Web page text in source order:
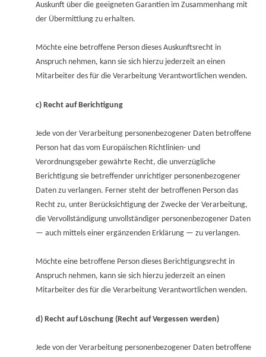
Auskunft über die geeigneten Garantien im Zusammenhang mit
der Übermittlung zu erhalten.
Möchte eine betroffene Person dieses Auskunftsrecht in
Anspruch nehmen, kann sie sich hierzu jederzeit an einen
Mitarbeiter des für die Verarbeitung Verantwortlichen wenden.
c) Recht auf Berichtigung
Jede von der Verarbeitung personenbezogener Daten betroffene
Person hat das vom Europäischen Richtlinien- und
Verordnungsgeber gewährte Recht, die unverzügliche
Berichtigung sie betreffender unrichtiger personenbezogener
Daten zu verlangen. Ferner steht der betroffenen Person das
Recht zu, unter Berücksichtigung der Zwecke der Verarbeitung,
die Vervollständigung unvollständiger personenbezogener Daten
— auch mittels einer ergänzenden Erklärung — zu verlangen.
Möchte eine betroffene Person dieses Berichtigungsrecht in
Anspruch nehmen, kann sie sich hierzu jederzeit an einen
Mitarbeiter des für die Verarbeitung Verantwortlichen wenden.
d) Recht auf Löschung (Recht auf Vergessen werden)
Jede von der Verarbeitung personenbezogener Daten betroffene